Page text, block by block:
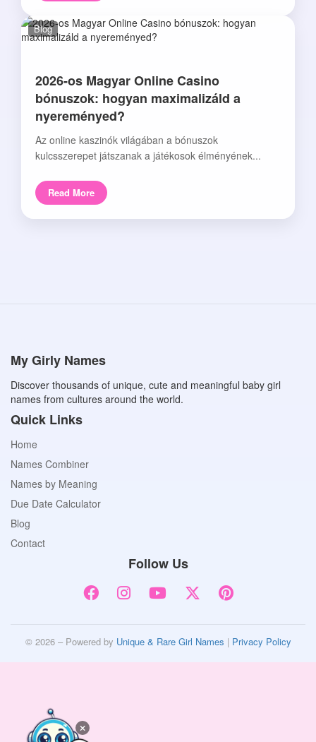
Blog
2026-os Magyar Online Casino
bónuszok: hogyan maximalizáld a
nyereményed?
Az online kaszinók világában a bónuszok
kulcsszerepet játszanak a játékosok élményének...
Read More
My Girly Names
Discover thousands of unique, cute and meaningful baby girl
names from cultures around the world.
Quick Links
Home
Names Combiner
Names by Meaning
Due Date Calculator
Blog
Contact
Follow Us
© 2026 – Powered by Unique & Rare Girl Names | Privacy Policy